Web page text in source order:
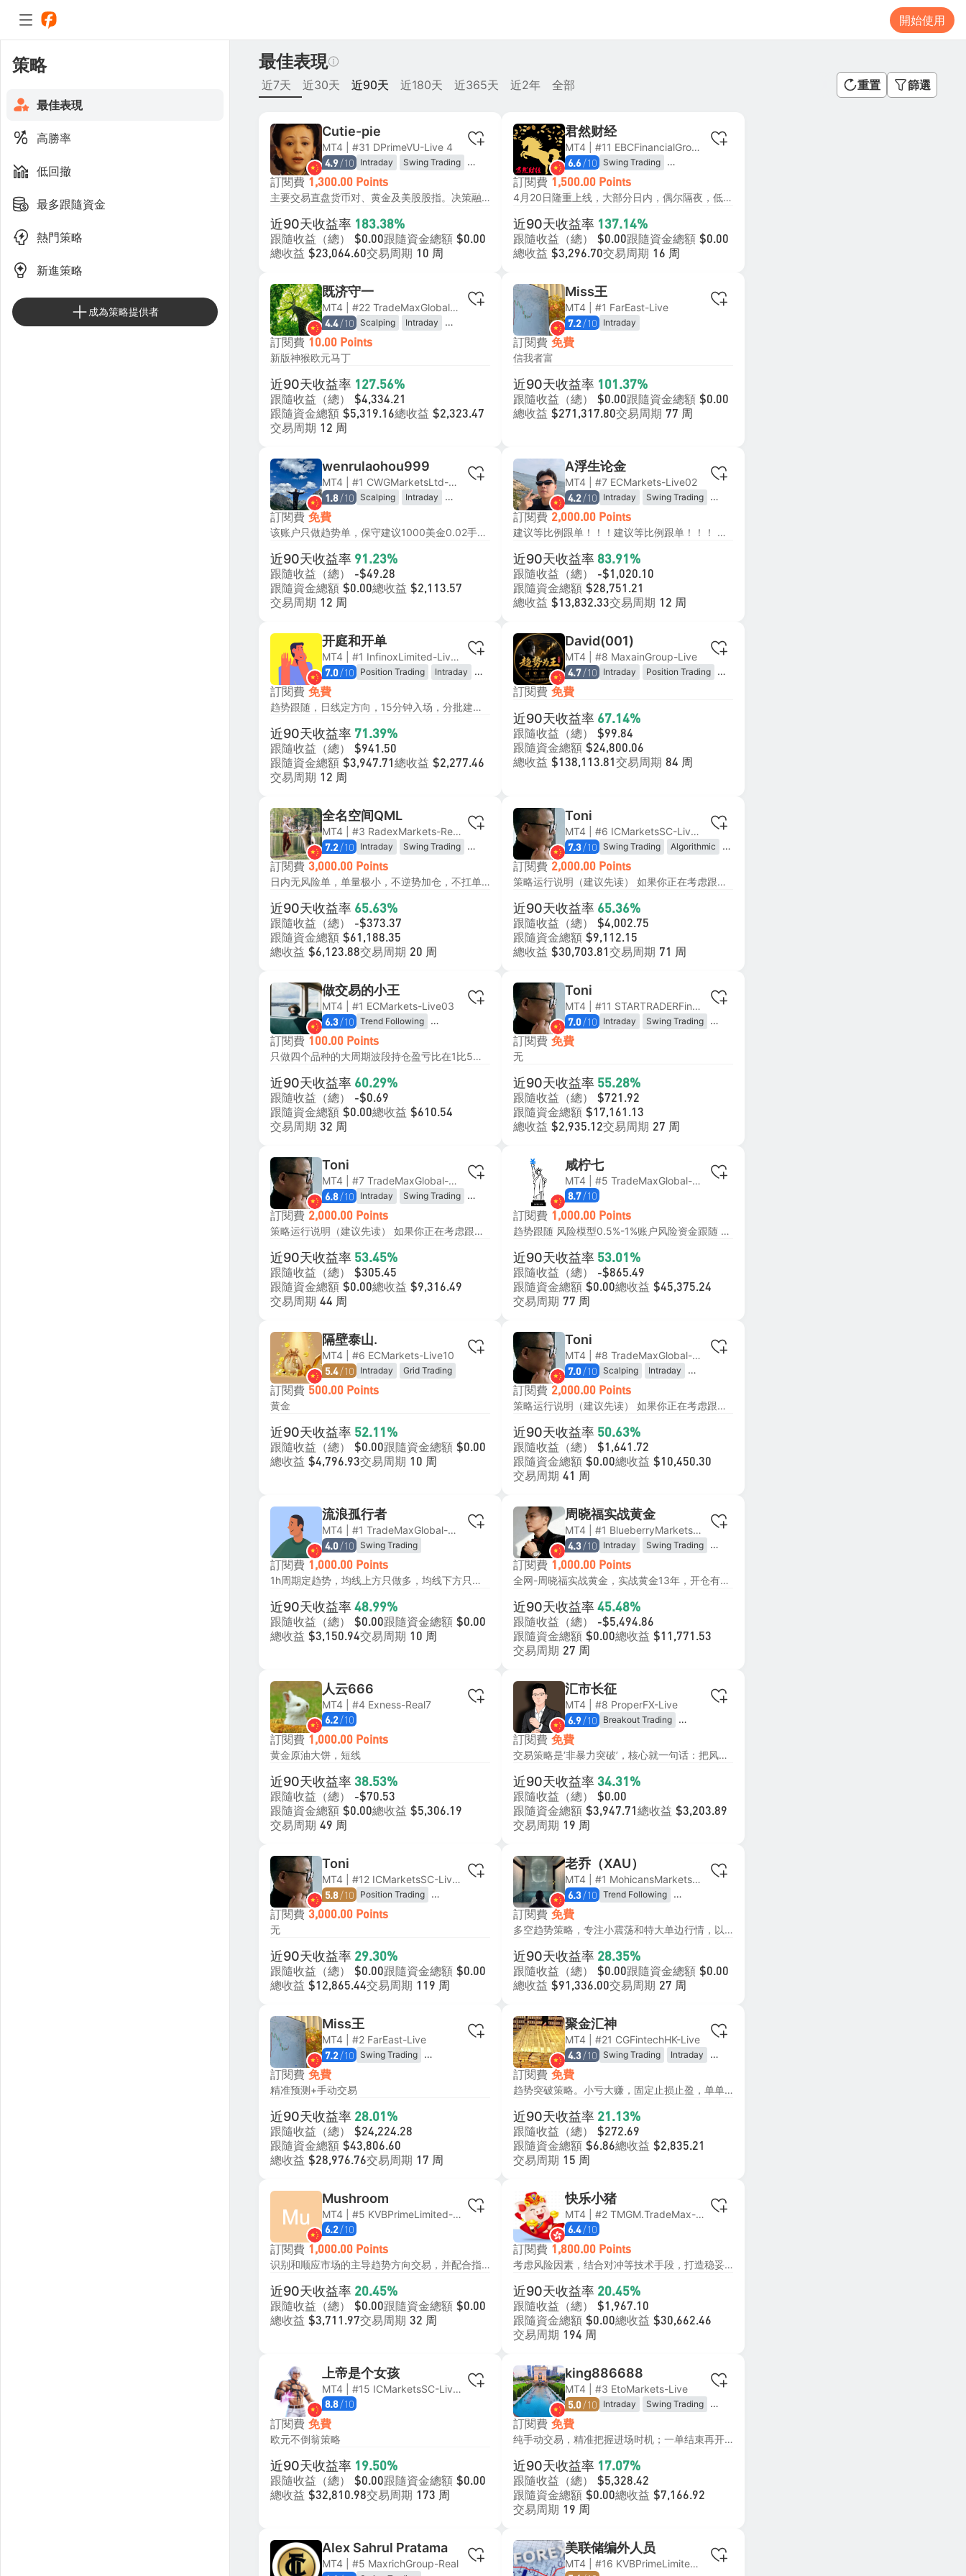
開始使用
策略
最佳表現
高勝率
低回撤
最多跟隨資金
熱門策略
新進策略
成為策略提供者
最佳表現
近7天 近30天 近90天 近180天 近365天 近2年 全部 重置 篩選
Cutie-pie
MT4 | #31 DPrimeVU-Live 4
4.9 /10 Intraday
Swing Trading
Trend Following
Mean Reversion
訂閱費 1,300.00 Points
主要交易直盘货币对、黄金及美股股指。决策融合基本面与资金面分析，把握市场叙事主线，再通过技术面精选择时与价位，手工执行每笔交易，且每笔订单均设硬止损。我坚决摒弃马丁加仓，追求通过优化开平仓价差实现超额收益，而非依赖仓位堆积。
近90天收益率 183.38%
跟隨收益（總） $0.00跟隨資金總額 $0.00
總收益 $23,064.60交易周期 10 周
君然财经
MT4 | #11 EBCFinancialGroupKY-Live04
6.6 /10
Swing Trading
Trend Following
Breakout Trading
訂閱費 1,500.00 Points
4月20日隆重上线，大部分日内，偶尔隔夜，低风险双向。本金2000跟一倍有风险，5000一倍基本安全，10000一倍非常安全。订阅费：首月50刀，第二月100刀，第三月最终150刀。本人初始本金2000刀，另有3000刀备用金。所以注意跟随最低本金要求。
近90天收益率 137.14%
跟隨收益（總） $0.00跟隨資金總額 $0.00
總收益 $3,296.70交易周期 16 周
既济守一
MT4 | #22 TradeMaxGlobal-Live12
4.4 /10 Scalping
Intraday
Swing Trading
訂閱費 10.00 Points
新版神猴欧元马丁
近90天收益率 127.56%
跟隨收益（總） $4,334.21
跟隨資金總額 $5,319.16總收益 $2,323.47
交易周期 12 周
Miss王
MT4 | #1 FarEast-Live
7.2 /10 Intraday
訂閱費 免費
信我者富
近90天收益率 101.37%
跟隨收益（總） $0.00跟隨資金總額 $0.00
總收益 $271,317.80交易周期 77 周
wenrulaohou999
MT4 | #1 CWGMarketsLtd-Live
1.8 /10 Scalping
Intraday
訂閱費 免費
该账户只做趋势单，保守建议1000美金0.02手跟单，短期趋势，做短线日内，年收益103%
近90天收益率 91.23%
跟隨收益（總） -$49.28
跟隨資金總額 $0.00總收益 $2,113.57
交易周期 12 周
A浮生论金
MT4 | #7 ECMarkets-Live02
4.2 /10 Intraday
Swing Trading
Algorithmic
訂閱費 2,000.00 Points
建议等比例跟单！！！建议等比例跟单！！！ 比如信号一万刀，订阅的号3000刀，设置成30%比例跟单！ 本信号采用日内短线改良轻仓马丁策略 以顺势轻仓开单为主，行情小幅反向波动时采用低倍数、限次数加仓摊薄均价，等待行情回归即整体止盈离场。 区别于传统高风险马丁，本策略严控仓位、限制最大加仓层数，回撤可控、胜率稳定，主打低风险、平稳复利。 策略容错率高、曲线平滑，适合长期稳健跟随。
近90天收益率 83.91%
跟隨收益（總） -$1,020.10
跟隨資金總額 $28,751.21
總收益 $13,832.33交易周期 12 周
开庭和开单
MT4 | #1 InfinoxLimited-Live06
7.0 /10 Position Trading
Intraday
訂閱費 免費
趋势跟随，日线定方向，15分钟入场，分批建仓，挂单入场
近90天收益率 71.39%
跟隨收益（總） $941.50
跟隨資金總額 $3,947.71 總收益 $2,277.46
交易周期 12 周
David(001)
MT4 | #8 MaxainGroup-Live
4.7 /10 Intraday
Position Trading
訂閱費 免費
近90天收益率 67.14%
跟隨收益（總） $99.84
跟隨資金總額 $24,800.06
總收益 $138,113.81 交易周期 84 周
全名空间QML
MT4 | #3 RadexMarkets-Real 6
7.2 /10 Intraday
Swing Trading
Price Action Trading
Trend Following
訂閱費 3,000.00 Points
日内无风险单，单量极小，不逆势加仓，不扛单， 如果你是想今天赚10块，明天赚20，后天赚40的思维的人不要关注。 手工单，不是ea，这样的问题不要问了！ 目前不回复大家信息，等账户到40000美金时再说！谢谢！ 我是1000美金为一个单位，标准0.01的倍数，有好回踩加仓机会会再➕0.01倍，但是不会亏损加仓（比如你5000美金，固定0.05即可，或是除以我资金倍数） （注：尽量不要手动干预跟单，回撤很正常，都会做回来，手动干预小利润就走，就会错过大利润，因为我的胜率没有那么高）。 适合：能接受连续亏损、不追求每一单都赚钱、可以坚持长期执行、能扛住15%左右账户回撤的投资者。 不适合：追求高胜率、无法承受连续浮亏、短期想快速暴富、承受力弱的新手。
近90天收益率 65.63%
跟隨收益（總） -$373.37
跟隨資金總額 $61,188.35
總收益 $6,123.88交易周期 20 周
Toni
MT4 | #6 ICMarketsSC-Live06
7.3 /10 Swing Trading
Algorithmic
Trend Following
Momentum Trading
訂閱費 2,000.00 Points
策略运行说明（建议先读） 如果你正在考虑跟随，建议先看完这篇完整说明，再做决定： 《如果你正在考虑跟随，这篇文章值得你先看完》 https://www.followme.com/c/23885076 更详细的说明请查看： 《FM 6–9 号信号策略说明》 https://www.followme.com/c/23885185 如果你打算认真参与交易， 建议先看完，再决定是否继续。 慢一点，往往更安全。
近90天收益率 65.36%
跟隨收益（總） $4,002.75
跟隨資金總額 $9,112.15
總收益 $30,703.81 交易周期 71 周
做交易的小王
MT4 | #1 ECMarkets-Live03
6.3 /10 Trend Following
Position Trading
訂閱費 100.00 Points
只做四个品种的大周期波段持仓盈亏比在1比5以上
近90天收益率 60.29%
跟隨收益（總） -$0.69
跟隨資金總額 $0.00總收益 $610.54
交易周期 32 周
Toni
MT4 | #11 STARTRADERFinancial-Live2
7.0 /10 Intraday
Swing Trading
訂閱費 免費
无
近90天收益率 55.28%
跟隨收益（總） $721.92
跟隨資金總額 $17,161.13
總收益 $2,935.12交易周期 27 周
Toni
MT4 | #7 TradeMaxGlobal-Live11
6.8 /10 Intraday
Swing Trading
Algorithmic
Martingale Strategy
訂閱費 2,000.00 Points
策略运行说明（建议先读） 如果你正在考虑跟随，建议先看完这篇完整说明，再做决定： 《如果你正在考虑跟随，这篇文章值得你先看完》 https://www.followme.com/c/23885076 更详细的说明请查看： 《FM 6–9 号信号策略说明》 https://www.followme.com/c/23885185 如果你打算认真参与交易， 建议先看完，再决定是否继续。 慢一点，往往更安全。
近90天收益率 53.45%
跟隨收益（總） $305.45
跟隨資金總額 $0.00總收益 $9,316.49
交易周期 44 周
咸柠七
MT4 | #5 TradeMaxGlobal-Live7
8.7 /10
訂閱費 1,000.00 Points
趋势跟随 风险模型0.5%-1%账户风险资金跟随 适用长期主义者(短期绕行
近90天收益率 53.01%
跟隨收益（總） -$865.49
跟隨資金總額 $0.00總收益 $45,375.24
交易周期 77 周
隔壁泰山.
MT4 | #6 ECMarkets-Live10
5.4 /10 Intraday Grid Trading
訂閱費 500.00 Points
黄金
近90天收益率 52.11%
跟隨收益（總） $0.00跟隨資金總額 $0.00
總收益 $4,796.93交易周期 10 周
Toni
MT4 | #8 TradeMaxGlobal-Live11
7.0 /10 Scalping
Intraday
Swing Trading
Martingale Strategy
訂閱費 2,000.00 Points
策略运行说明（建议先读） 如果你正在考虑跟随，建议先看完这篇完整说明，再做决定： 《如果你正在考虑跟随，这篇文章值得你先看完》 https://www.followme.com/c/23885076 更详细的说明请查看： 《FM 6–9 号信号策略说明》 https://www.followme.com/c/23885185 如果你打算认真参与交易， 建议先看完，再决定是否继续。 慢一点，往往更安全。
近90天收益率 50.63%
跟隨收益（總） $1,641.72
跟隨資金總額 $0.00總收益 $10,450.30
交易周期 41 周
流浪孤行者
MT4 | #1 TradeMaxGlobal-Live6
4.0 /10 Swing Trading
訂閱費 1,000.00 Points
1h周期定趋势，均线上方只做多，均线下方只做空，顺势而为， 5分钟周期顺势做单，每单必带止损。 回撤小，收益率比较均衡。
近90天收益率 48.99%
跟隨收益（總） $0.00跟隨資金總額 $0.00
總收益 $3,150.94交易周期 10 周
周晓福实战黄金
MT4 | #1 BlueberryMarkets-Live2
4.3 /10 Intraday
Swing Trading
Price Action Trading
Grid Trading
Trend Following
訂閱費 1,000.00 Points
全网-周晓福实战黄金，实战黄金13年，开仓有逻辑依据，日内手工交易！
近90天收益率 45.48%
跟隨收益（總） -$5,494.86
跟隨資金總額 $0.00總收益 $11,771.53
交易周期 27 周
人云666
MT4 | #4 Exness-Real7
6.2 /10
訂閱費 1,000.00 Points
黄金原油大饼，短线
近90天收益率 38.53%
跟隨收益（總） -$70.53
跟隨資金總額 $0.00總收益 $5,306.19
交易周期 49 周
汇市长征
MT4 | #8 ProperFX-Live
6.9 /10
Breakout Trading
訂閱費 免費
交易策略是‘非暴力突破’，核心就一句话：把风控做到极致，把结果交给概率，全权委托给市场和时间。如果追求每月稳定提款，请慎重复制。
近90天收益率 34.31%
跟隨收益（總） $0.00
跟隨資金總額 $3,947.71 總收益 $3,203.89
交易周期 19 周
Toni
MT4 | #12 ICMarketsSC-Live08
5.8 /10
Position Trading
Swing Trading
訂閱費 3,000.00 Points
无
近90天收益率 29.30%
跟隨收益（總） $0.00跟隨資金總額 $0.00
總收益 $12,865.44交易周期 119 周
老乔（XAU）
MT4 | #1 MohicansMarkets-Live
6.3 /10 Trend Following
訂閱費 免費
多空趋势策略，专注小震荡和特大单边行情，以稳定增长为核心，出金为目的
近90天收益率 28.35%
跟隨收益（總） $0.00跟隨資金總額 $0.00
總收益 $91,336.00交易周期 27 周
Miss王
MT4 | #2 FarEast-Live
7.2 /10
Swing Trading
訂閱費 免費
精准预测+手动交易
近90天收益率 28.01%
跟隨收益（總） $24,224.28
跟隨資金總額 $43,806.60
總收益 $28,976.76交易周期 17 周
聚金汇神
MT4 | #21 CGFintechHK-Live
4.3 /10 Swing Trading
Intraday
Breakout Trading
訂閱費 免費
趋势突破策略。小亏大赚，固定止损止盈，单单带止损止盈，盈亏比大于5:1，只做黄金单一品种，半自动交易，每2000美金下0.01手。
近90天收益率 21.13%
跟隨收益（總） $272.69
跟隨資金總額 $6.86總收益 $2,835.21
交易周期 15 周
Mushroom
MT4 | #5 KVBPrimeLimited-Live
6.2 /10
訂閱費 1,000.00 Points
识别和顺应市场的主导趋势方向交易，并配合指标，标均线等技术工具
近90天收益率 20.45%
跟隨收益（總） $0.00跟隨資金總額 $0.00
總收益 $3,711.97交易周期 32 周
快乐小猪
MT4 | #2 TMGM.TradeMax-Live5
6.4 /10
訂閱費 1,800.00 Points
考虑风险因素，结合对冲等技术手段，打造稳妥，长久盈利的交易策略！ 1，跟单资金务必大于等于我们的资金； 2，极端情况下有一定扛单，但会有一定的对冲去降低风险！ 3，此策略旨在长期盈利，相对较暴力，但是也会有回撤，要能接受才跟 4，ECN帐户优选（点差对结果影响较大）及500倍以上杠杆（保证金充足）！
近90天收益率 20.45%
跟隨收益（總） $1,967.10
跟隨資金總額 $0.00總收益 $30,662.46
交易周期 194 周
上帝是个女孩
MT4 | #15 ICMarketsSC-Live06
8.8 /10
訂閱費 免費
欧元不倒翁策略
近90天收益率 19.50%
跟隨收益（總） $0.00跟隨資金總額 $0.00
總收益 $32,810.98交易周期 173 周
king886688
MT4 | #3 EtoMarkets-Live
5.0 /10 Intraday
Swing Trading
Price Action Trading
訂閱費 免費
纯手动交易，精准把握进场时机；一单结束再开下一单，不叠单、不乱加仓；每笔交易止盈止损同步设置，单子不过夜、不抗单。
近90天收益率 17.07%
跟隨收益（總） $5,328.42
跟隨資金總額 $0.00總收益 $7,166.92
交易周期 19 周
Alex Sahrul Pratama
MT4 | #5 MaxrichGroup-Real
美联储编外人员
MT4 | #16 KVBPrimeLimited-Live